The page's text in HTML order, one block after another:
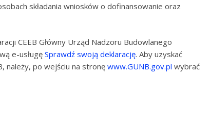
składania wniosków o dofinansowanie oraz
CEEB Główny Urząd Nadzoru Budowlanego
e-usługę Sprawdź swoją deklarację. Aby uzyskać
należy, po wejściu na stronę www.GUNB.gov.pl wybrać